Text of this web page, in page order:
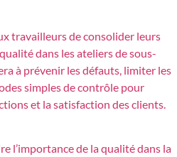
travailleurs de consolider leurs
dans les ateliers de sous-
à prévenir les défauts, limiter les
simples de contrôle pour
et la satisfaction des clients.
l’importance de la qualité dans la